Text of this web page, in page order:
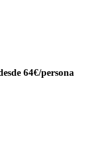
64€/persona